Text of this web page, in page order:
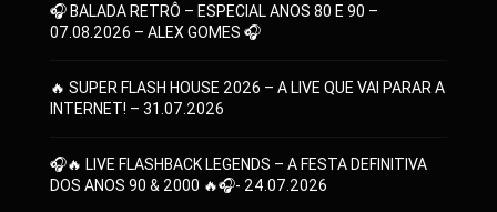
🎧 BALADA RETRÔ – ESPECIAL ANOS 80 E 90 –
07.08.2026 – ALEX GOMES 🎧
🔥 SUPER FLASH HOUSE 2026 – A LIVE QUE VAI PARAR A
INTERNET! – 31.07.2026
🎧🔥 LIVE FLASHBACK LEGENDS – A FESTA DEFINITIVA
DOS ANOS 90 & 2000 🔥🎧- 24.07.2026